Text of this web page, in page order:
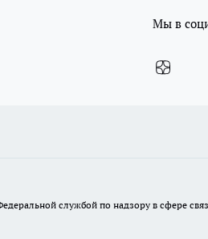
Мы в
службой по надзору в сфере